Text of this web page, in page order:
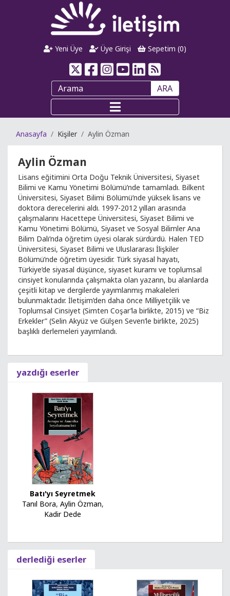
Yeni Üye Üye Girişi Sepetim (0)
ARA
Anasayfa Kişiler Aylin Özman
Aylin Özman
Lisans eğitimini Orta Doğu Teknik Üniversitesi, Siyaset
Bilimi ve Kamu Yönetimi Bölümü’nde tamamladı. Bilkent
Üniversitesi, Siyaset Bilimi Bölümü’nde yüksek lisans ve
doktora derecelerini aldı. 1997-2012 yılları arasında
çalışmalarını Hacettepe Üniversitesi, Siyaset Bilimi ve
Kamu Yönetimi Bölümü, Siyaset ve Sosyal Bilimler Ana
Bilim Dalı’nda öğretim üyesi olarak sürdürdü. Halen TED
Üniversitesi, Siyaset Bilimi ve Uluslararası İlişkiler
Bölümü’nde öğretim üyesidir. Türk siyasal hayatı,
Türkiye’de siyasal düşünce, siyaset kuramı ve toplumsal
cinsiyet konularında çalışmakta olan yazarın, bu alanlarda
çeşitli kitap ve dergilerde yayımlanmış makaleleri
bulunmaktadır. İletişim’den daha önce Milliyetçilik ve
Toplumsal Cinsiyet (Simten Coşar’la birlikte, 2015) ve “Biz
Erkekler” (Selin Akyüz ve Gülşen Seven’le birlikte, 2025)
başlıklı derlemeleri yayımlandı.
yazdığı eserler
Batı'yı Seyretmek
Tanıl Bora, Aylin Özman,
Kadir Dede
derlediği eserler